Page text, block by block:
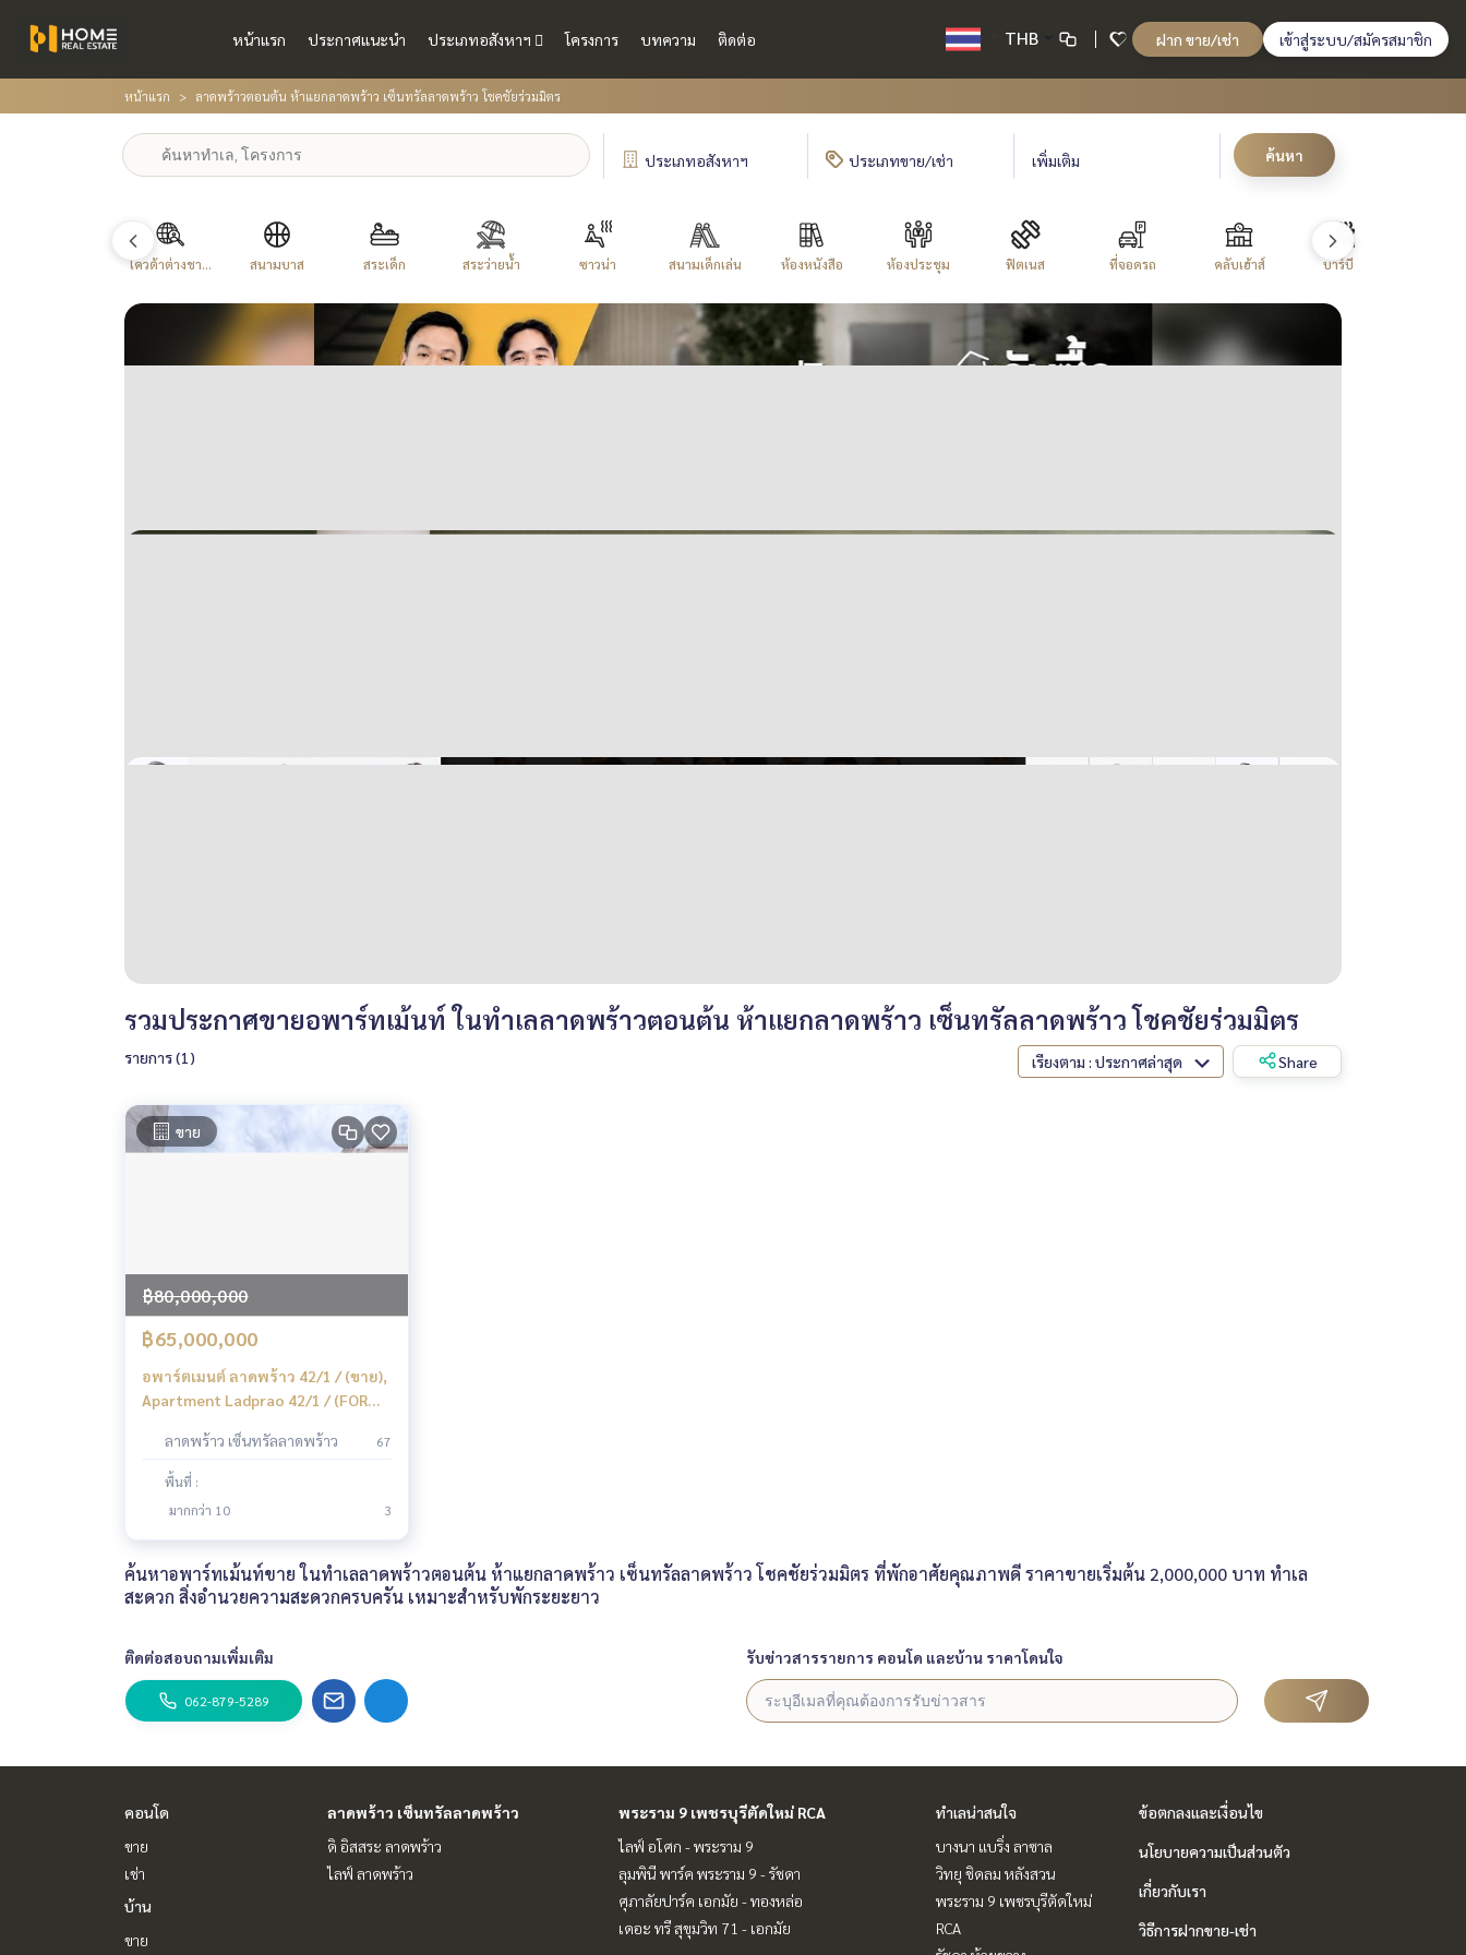
หน้าแรก ประกาศแนะนำ ประเภทอสังหาฯ โครงการ บทความ ติดต่อ THB ฝาก ขาย/เช่า เข้าสู่ระบบ/สมัครสมาชิก
หน้าแรก ลาดพร้าวตอนต้น ห้าแยกลาดพร้าว เซ็นทรัลลาดพร้าว โชคชัยร่วมมิตร
ประเภทอสังหาฯ ประเภทขาย/เช่า เพิ่มเติม ค้นหา
โควต้าต่างชา... สนามบาส สระเด็ก สระว่ายน้ำ ซาวน่า สนามเด็กเล่น ห้องหนังสือ ห้องประชุม ฟิตเนส ที่จอดรถ คลับเฮ้าส์ บาร์บีคิว
รวมประกาศขายอพาร์ทเม้นท์ ในทำเลลาดพร้าวตอนต้น ห้าแยกลาดพร้าว เซ็นทรัลลาดพร้าว โชคชัยร่วมมิตร
รายการ (1) เรียงตาม : ประกาศล่าสุด Share
ขาย
฿80,000,000
฿65,000,000
อพาร์ตเมนต์ ลาดพร้าว 42/1 / (ขาย),
Apartment Ladprao 42/1 / (FOR
ลาดพร้าว เซ็นทรัลลาดพร้าว
67
พื้นที่ :
มากกว่า 10
3
ค้นหาอพาร์ทเม้นท์ขาย ในทำเลลาดพร้าวตอนต้น ห้าแยกลาดพร้าว เซ็นทรัลลาดพร้าว โชคชัยร่วมมิตร ที่พักอาศัยคุณภาพดี ราคาขายเริ่มต้น 2,000,000 บาท ทำเล
สะดวก สิ่งอำนวยความสะดวกครบครัน เหมาะสำหรับพักระยะยาว
ติดต่อสอบถามเพิ่มเติม
062-879-5289
รับข่าวสารรายการ คอนโด และบ้าน ราคาโดนใจ
คอนโด
ขาย
เช่า
บ้าน
ขาย
ลาดพร้าว เซ็นทรัลลาดพร้าว
ดิ อิสสระ ลาดพร้าว
ไลฟ์ ลาดพร้าว
พระราม 9 เพชรบุรีตัดใหม่ RCA
ไลฟ์ อโศก - พระราม 9
ลุมพินี พาร์ค พระราม 9 - รัชดา
ศุภาลัยปาร์ค เอกมัย - ทองหล่อ
เดอะ ทรี สุขุมวิท 71 - เอกมัย
ทำเลน่าสนใจ
บางนา แบริ่ง ลาซาล
วิทยุ ชิดลม หลังสวน
พระราม 9 เพชรบุรีตัดใหม่
RCA
ข้อตกลงและเงื่อนไข
นโยบายความเป็นส่วนตัว
เกี่ยวกับเรา
วิธีการฝากขาย-เช่า